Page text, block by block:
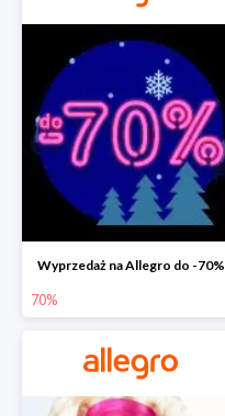
Wyprzedaż na Allegro do -70%
70%